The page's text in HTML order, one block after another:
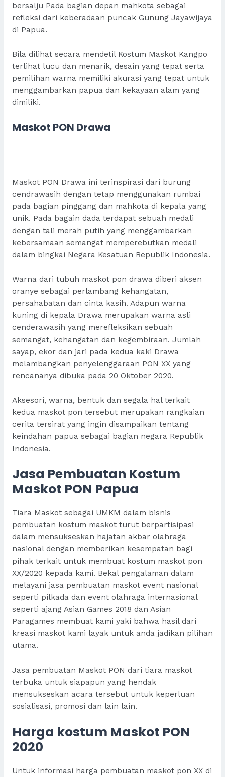
bersalju Pada bagian depan mahkota sebagai
refleksi dari keberadaan puncak Gunung Jayawijaya
di Papua.
Bila dilihat secara mendetil Kostum Maskot Kangpo
terlihat lucu dan menarik, desain yang tepat serta
pemilihan warna memiliki akurasi yang tepat untuk
menggambarkan papua dan kekayaan alam yang
dimiliki.
Maskot PON Drawa
Maskot PON Drawa ini terinspirasi dari burung
cendrawasih dengan tetap menggunakan rumbai
pada bagian pinggang dan mahkota di kepala yang
unik. Pada bagain dada terdapat sebuah medali
dengan tali merah putih yang menggambarkan
kebersamaan semangat memperebutkan medali
dalam bingkai Negara Kesatuan Republik Indonesia.
Warna dari tubuh maskot pon drawa diberi aksen
oranye sebagai perlambang kehangatan,
persahabatan dan cinta kasih. Adapun warna
kuning di kepala Drawa merupakan warna asli
cenderawasih yang merefleksikan sebuah
semangat, kehangatan dan kegembiraan. Jumlah
sayap, ekor dan jari pada kedua kaki Drawa
melambangkan penyelenggaraan PON XX yang
rencananya dibuka pada 20 Oktober 2020.
Aksesori, warna, bentuk dan segala hal terkait
kedua maskot pon tersebut merupakan rangkaian
cerita tersirat yang ingin disampaikan tentang
keindahan papua sebagai bagian negara Republik
Indonesia.
Jasa Pembuatan Kostum
Maskot PON Papua
Tiara Maskot sebagai UMKM dalam bisnis
pembuatan kostum maskot turut berpartisipasi
dalam mensukseskan hajatan akbar olahraga
nasional dengan memberikan kesempatan bagi
pihak terkait untuk membuat kostum maskot pon
XX/2020 kepada kami. Bekal pengalaman dalam
melayani jasa pembuatan maskot event nasional
seperti pilkada dan event olahraga internasional
seperti ajang Asian Games 2018 dan Asian
Paragames membuat kami yaki bahwa hasil dari
kreasi maskot kami layak untuk anda jadikan pilihan
utama.
Jasa pembuatan Maskot PON dari tiara maskot
terbuka untuk siapapun yang hendak
mensukseskan acara tersebut untuk keperluan
sosialisasi, promosi dan lain lain.
Harga kostum Maskot PON
2020
Untuk informasi harga pembuatan maskot pon XX di